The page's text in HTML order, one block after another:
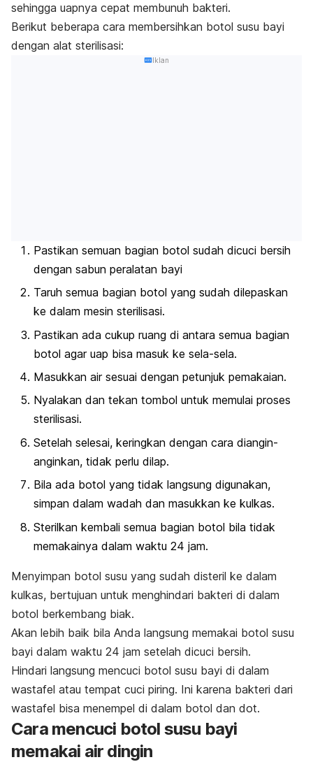
sehingga uapnya cepat membunuh bakteri.
Berikut beberapa cara membersihkan botol susu bayi
dengan alat sterilisasi:
Iklan
Pastikan semuan bagian botol sudah dicuci bersih
dengan sabun peralatan bayi
Taruh semua bagian botol yang sudah dilepaskan
ke dalam mesin sterilisasi.
Pastikan ada cukup ruang di antara semua bagian
botol agar uap bisa masuk ke sela-sela.
Masukkan air sesuai dengan petunjuk pemakaian.
Nyalakan dan tekan tombol untuk memulai proses
sterilisasi.
Setelah selesai, keringkan dengan cara diangin-
anginkan, tidak perlu dilap.
Bila ada botol yang tidak langsung digunakan,
simpan dalam wadah dan masukkan ke kulkas.
Sterilkan kembali semua bagian botol bila tidak
memakainya dalam waktu 24 jam.
Menyimpan botol susu yang sudah disteril ke dalam
kulkas, bertujuan untuk menghindari bakteri di dalam
botol berkembang biak.
Akan lebih baik bila Anda langsung memakai botol susu
bayi dalam waktu 24 jam setelah dicuci bersih.
Hindari langsung mencuci botol susu bayi di dalam
wastafel atau tempat cuci piring. Ini karena bakteri dari
wastafel bisa menempel di dalam botol dan dot.
Cara mencuci botol susu bayi
memakai air dingin